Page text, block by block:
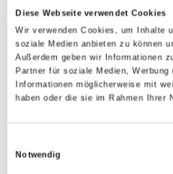
Diese Webseite verwendet Cookies
Wir verwenden Cookies, um Inhalte
soziale Medien anbieten zu können
Außerdem geben wir Informationen
Partner für soziale Medien,
Informationen möglicherweise mit
haben oder die sie im Rahmen Ihrer
Notwendig
Umrechnungsfaktoren